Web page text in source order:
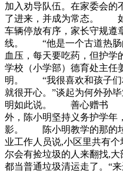
加入劝导队伍。在家委会的
了进来，并成为常态。 如
车辆停放有序，家长守规遵
线。 “他是一个古道热肠
血压，每天要吃药，但护学
学校（小学部）德育处主任
明。 “我很喜欢和孩子们
就很开心。”谈起为何外孙
明如此说。 善心赠书
外，陈小明坚持义务护学年
影。 陈小明教学的那的垃
业工作人员说,小区里共有
尔会有捡垃圾的人来翻找,
都当普通垃圾清运走了。“